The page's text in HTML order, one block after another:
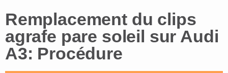
Remplacement du clips
agrafe pare soleil sur Audi
A3: Procédure